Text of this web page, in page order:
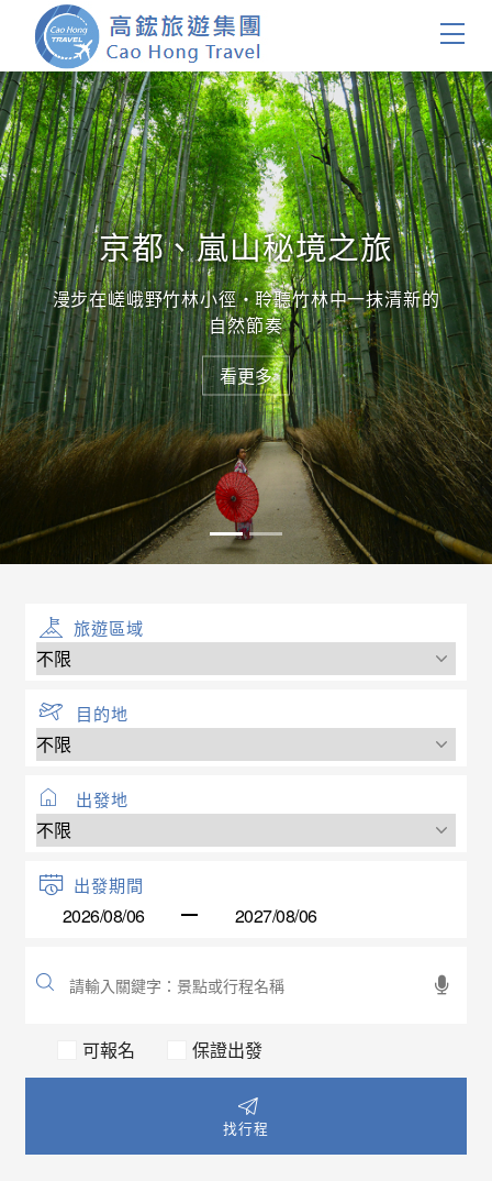
首頁
團體旅遊
國內旅遊
證件簽證
關於我們
客製服務
會員登入
京都、嵐山秘境之旅
漫步在嵯峨野竹林小徑・聆聽竹林中一抹清新的
自然節奏
看更多
看更多
旅遊區域
目的地
出發地
出發期間
可報名 保證出發
找行程